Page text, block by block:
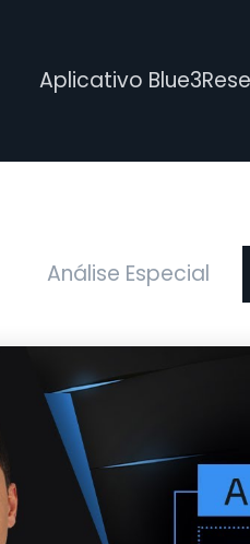
Aplicativo
Análise Especial